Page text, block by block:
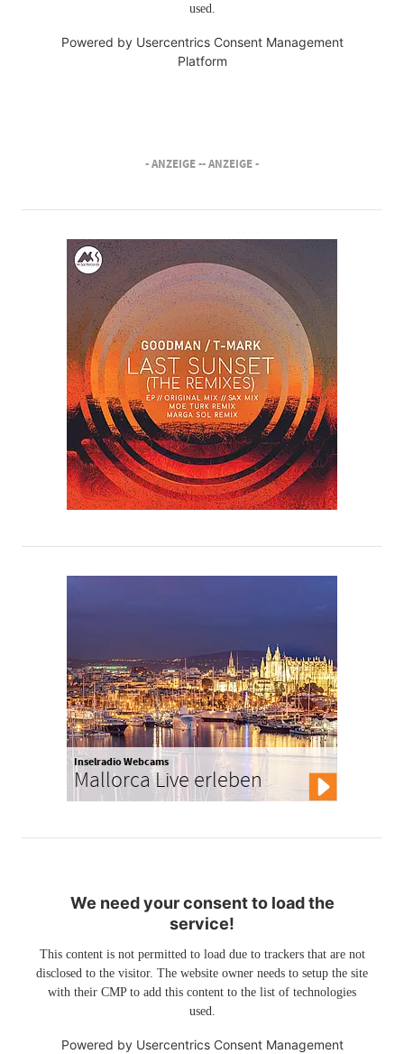
used.
Powered by Usercentrics Consent Management
Platform
- ANZEIGE -- ANZEIGE -
Inselradio Webcams
Mallorca Live erleben
We need your consent to load the
service!
This content is not permitted to load due to trackers that are not
disclosed to the visitor. The website owner needs to setup the site
with their CMP to add this content to the list of technologies
used.
Powered by Usercentrics Consent Management